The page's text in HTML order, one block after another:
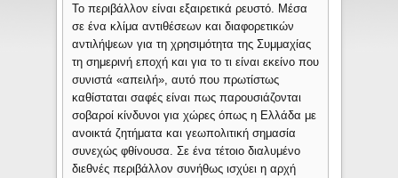
Το περιβάλλον είναι εξαιρετικά ρευστό. Μέσα
σε ένα κλίμα αντιθέσεων και διαφορετικών
αντιλήψεων για τη χρησιμότητα της Συμμαχίας
τη σημερινή εποχή και για το τι είναι εκείνο που
συνιστά «απειλή», αυτό που πρωτίστως
καθίσταται σαφές είναι πως παρουσιάζονται
σοβαροί κίνδυνοι για χώρες όπως η Ελλάδα με
ανοικτά ζητήματα και γεωπολιτική σημασία
συνεχώς φθίνουσα. Σε ένα τέτοιο διαλυμένο
διεθνές περιβάλλον συνήθως ισχύει η αρχή